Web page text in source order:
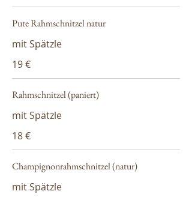
Pute Rahmschnitzel natur
mit Spätzle
19 €
Rahmschnitzel (paniert)
mit Spätzle
18 €
Champignonrahmschnitzel (natur)
mit Spätzle